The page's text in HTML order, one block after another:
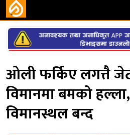
ओली फर्किए लगत्तै
विमानमा बमको
विमानस्थल बन्द